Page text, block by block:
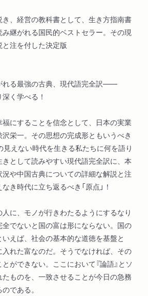
、経営の教科書として、生き方指南書
継がれる国民的ベストセラー。その現
注を付した決定版
れる最強の古典、現代語完全訳――
く学べる！
にすることを信念として、日本の実業
栄一。その思想の完成形ともいうべき
見えない時代を生きる私たちに何を語り
として読みやすい現代語完全訳に、本
や中国古典についての詳細な解説と注
き時代に立ち返るべき「原点」！
に、モノが行きわたるようにするなり
でないと国の富は形にならない。国の
えば、社会の基本的な道徳を基盤と
入れた富なのだ。そうでなければ、その
ができない。ここにおいて『論語』とソ
ものを、一致させることが今日の急務
である。